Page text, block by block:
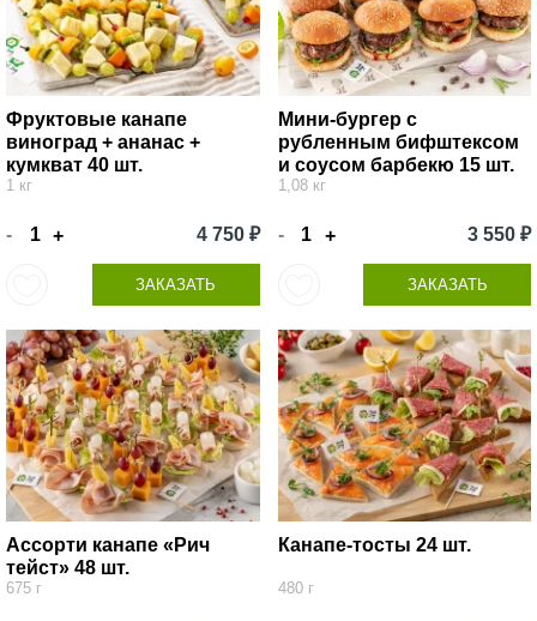
Фруктовые канапе
виноград + ананас +
кумкват 40 шт.
1 кг
- + 4 750 ₽
ЗАКАЗАТЬ
Мини-бургер с
рубленным бифштексом
и соусом барбекю 15 шт.
1,08 кг
- + 3 550 ₽
ЗАКАЗАТЬ
Ассорти канапе «Рич
тейст» 48 шт.
675 г
Канапе-тосты 24 шт.
480 г